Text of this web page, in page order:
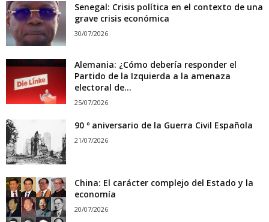
Senegal: Crisis política en el contexto de una
grave crisis económica
30/07/2026
Alemania: ¿Cómo debería responder el
Partido de la Izquierda a la amenaza
electoral de...
25/07/2026
90 º aniversario de la Guerra Civil Española
21/07/2026
China: El carácter complejo del Estado y la
economía
20/07/2026